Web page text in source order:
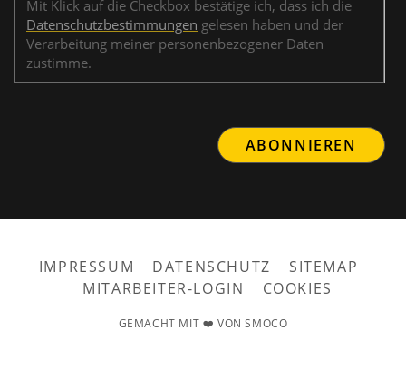
Mit Klick auf die Checkbox bestätige ich, dass ich die
Datenschutzbestimmungen gelesen haben und der
Verarbeitung meiner personenbezogener Daten
zustimme.
IMPRESSUM DATENSCHUTZ
SITEMAP
MITARBEITER-LOGIN
COOKIES
GEMACHT MIT ❤️ VON SMOCO